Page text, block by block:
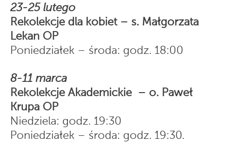
23-25 lutego
Rekolekcje dla kobiet – s. Małgorzata
Lekan OP
Poniedziałek – środa: godz. 18:00
8-11 marca
Rekolekcje Akademickie – o. Paweł
Krupa OP
Niedziela: godz. 19:30
Poniedziałek – środa: godz. 19:30.